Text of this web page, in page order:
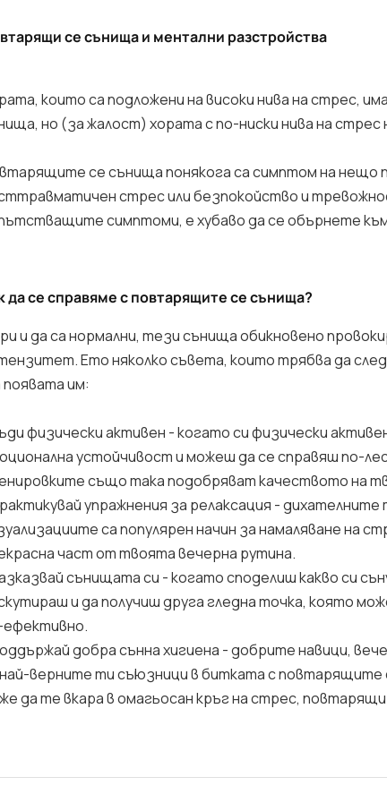
се сънища и ментални разстройства
които са подложени на високи нива на стрес,
но (за жалост) хората с по-ниски нива на стрес
се сънища понякога са симптом на нещо
стрес или безпокойство и
симптоми, е хубаво да се обърнете
да се справяме с повтарящите се сънища?
и да са нормални, тези сънища обикновено
Ето няколко съвета, които трябва да
им:
физически активен - когато си физически
устойчивост и можеш да се справяш по-
също така подобряват качеството на
упражнения за релаксация -
са популярен начин за намаляване на
част от твоята вечерна рутина.
сънищата си - когато споделиш какво си
и да получиш друга гледна точка, която
добра сънна хигиена - добрите навици,
верните ти съюзници в битката с
да те вкара в омагьосан кръг на стрес,